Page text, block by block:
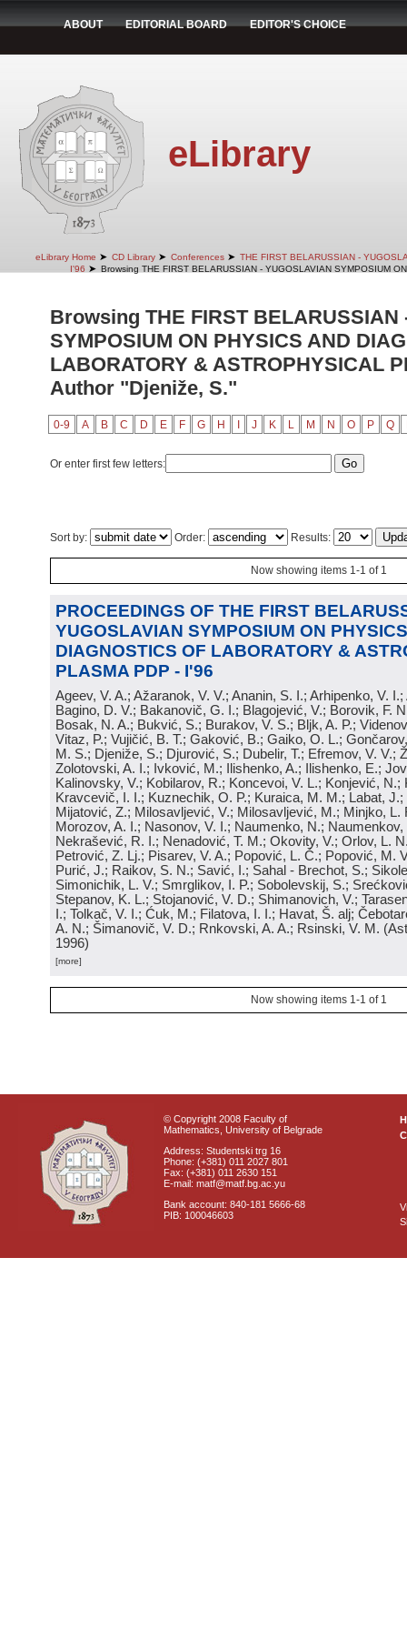
ABOUT EDITORIAL BOARD EDITOR'S CHOICE
eLibrary
eLibrary Home ➤ CD Library ➤ Conferences ➤ THE FIRST BELARUSSIAN -
I'96 ➤ Browsing THE FIRST BELARUSSIAN - YUGOSLAVIAN SYMPOSIUM
Browsing THE FIRST BELARUSSIAN
SYMPOSIUM ON PHYSICS AND
LABORATORY & ASTROPHYSICAL
Author "Djeniže, S."
0-9 A B C D E F G H J K L M N O P Q
Or enter first few letters:
Sort by: Order: Results:
Now showing items 1-1 of 1
PROCEEDINGS OF THE FIRST
YUGOSLAVIAN SYMPOSIUM ON
DIAGNOSTICS OF LABORATORY &
PLASMA PDP - I'96
Ageev, V. A.; Ažaranok, V. V.; Ananin, S. I.; Arhipenko, V.
Bagino, D. V.; Bakanovič, G. I.; Blagojević, V.; Borovik, F.
Bosak, N. A.; Bukvić, S.; Burakov, V. S.; Bljk, A. P.;
Vitaz, P.; Vujičić, B. T.; Gaković, B.; Gaiko, O. L.;
M. S.; Djeniže, S.; Djurović, S.; Dubelir, T.; Efremov, V. V.;
Zolotovski, A. I.; Ivković, M.; Ilishenko, A.; Ilishenko, E.;
Kalinovsky, V.; Kobilarov, R.; Koncevoi, V. L.; Konjević, N.;
Kravcevič, I. I.; Kuznechik, O. P.; Kuraica, M. M.; Labat,
Mijatović, Z.; Milosavljević, V.; Milosavljević, M.; Minjko, L.
Morozov, A. I.; Nasonov, V. I.; Naumenko, N.; Naumenkov,
Nekrašević, R. I.; Nenadović, T. M.; Okovity, V.; Orlov, L.
Petrović, Z. Lj.; Pisarev, V. A.; Popović, L. Č.; Popović, M.
Purić, J.; Raikov, S. N.; Savić, I.; Sahal - Brechot, S.;
Simonichik, L. V.; Smrglikov, I. P.; Sobolevskij, S.;
Stepanov, K. L.; Stojanović, V. D.; Shimanovich, V.;
I.; Tolkač, V. I.; Ćuk, M.; Filatova, I. I.; Havat, Š. alj;
A. N.; Šimanovič, V. D.; Rnkovski, A. A.; Rsinski, V. M. (
1996)
[more]
Now showing items 1-1 of 1
© Copyright 2008 Faculty of
Mathematics, University of Belgrade
Address: Studentski trg 16
Phone: (+381) 011 2027 801
Fax: (+381) 011 2630 151
E-mail: matf@matf.bg.ac.yu
Bank account: 840-181 5666-68
PIB: 100046603